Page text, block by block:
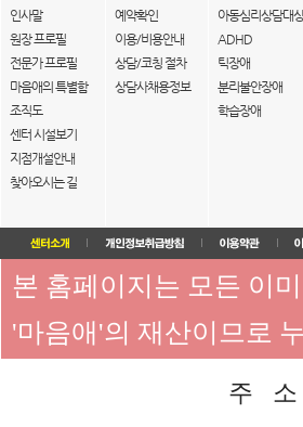
인사말
원장 프로필
전문가 프로필
마음애의 특별함
조직도
센터 시설보기
지점개설안내
찾아오시는 길
예약확인
이용/비용안내
상담/코칭 절차
상담사채용정보
아동심리상담대상
ADHD
틱장애
분리불안장애
학습장애
본 홈페이지는 모든 이
'마음애'의 재산이므로
주 소